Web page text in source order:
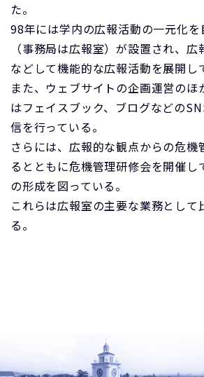
た。
98年には学内の広報活動の一元化
（事務局は広報室）が設置され、
などして機能的な広報活動を展開し
また、ウェブサイトの企画運営のほ
はフェイスブック、ブログなどの
信を行っている。
さらには、広報的な観点からの危機
るとともに危機管理研修会を開催し
の形成を図っている。
これらは広報室の主要な業務として
る。